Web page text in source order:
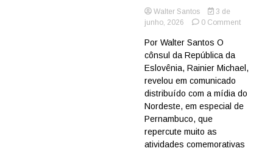
Walter Santos
3 de
junho, 2026
0 Commenton
no
10
anos
e
Por Walter Santos O
cônsul da República da
Eslovênia, Rainier Michael,
revelou em comunicado
distribuído com a mídia do
Nordeste, em especial de
Pernambuco, que
repercute muito as
atividades comemorativas